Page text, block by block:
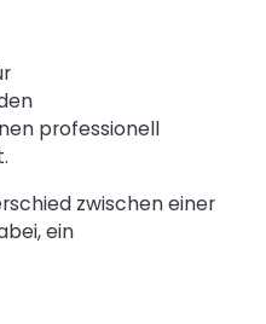
professionell
zwischen einer
ein